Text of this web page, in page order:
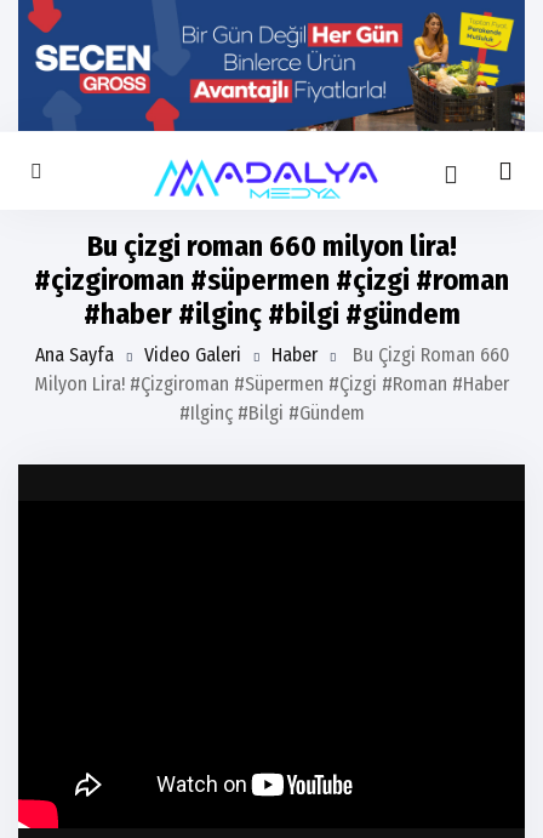
Bu çizgi roman 660 milyon lira!
#çizgiroman #süpermen #çizgi #roman
#haber #ilginç #bilgi #gündem
Ana Sayfa Video Galeri Haber
Bu Çizgi Roman 660
Milyon Lira! #çizgiroman #süpermen #çizgi #roman #haber
#ilginç #bilgi #gündem